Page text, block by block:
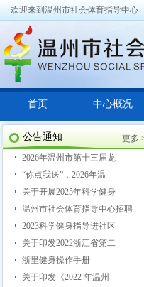
欢迎来到温州市社会体育指导中心
首页 中心概况
公告通知
更多
2026年温州市第十三届龙
“你点我送”，2026年温
关于开展2025年科学健身
温州市社会体育指导中心招聘
2023科学健身指导进社区
关于印发2022浙江省第二
浙里健身操作手册
关于印发《2022 年温州